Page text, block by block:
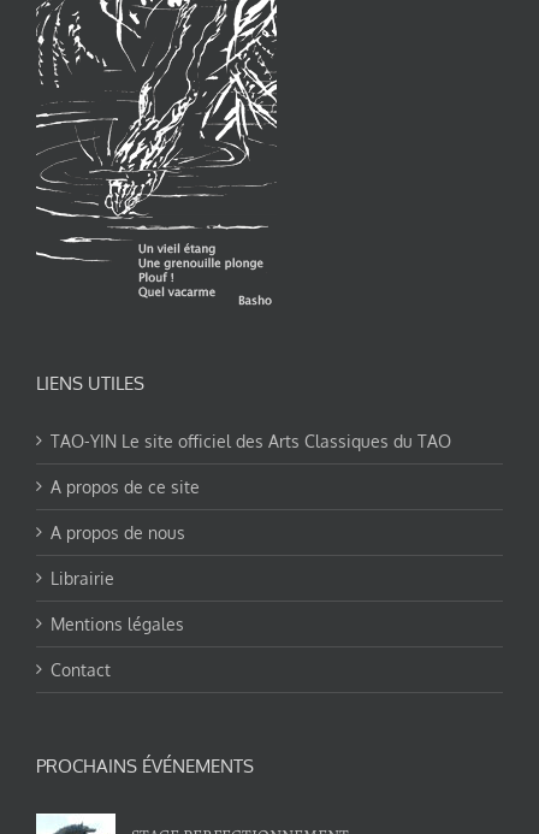
LIENS UTILES
TAO-YIN Le site officiel des Arts Classiques du TAO
A propos de ce site
A propos de nous
Librairie
Mentions légales
Contact
PROCHAINS ÉVÉNEMENTS